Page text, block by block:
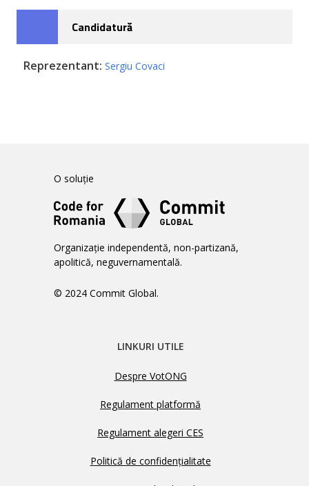
Candidatură
Reprezentant: Sergiu Covaci
O soluție
Organizație independentă, non-partizană,
apolitică, neguvernamentală.
© 2024 Commit Global.
LINKURI UTILE
Despre VotONG
Regulament platformă
Regulament alegeri CES
Politică de confidențialitate